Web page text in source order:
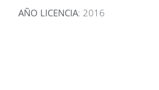
AÑO LICENCIA: 2016